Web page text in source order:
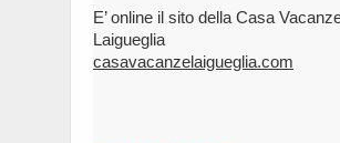
E’ online il sito della Casa
Laigueglia
casavacanzelaigueglia.com